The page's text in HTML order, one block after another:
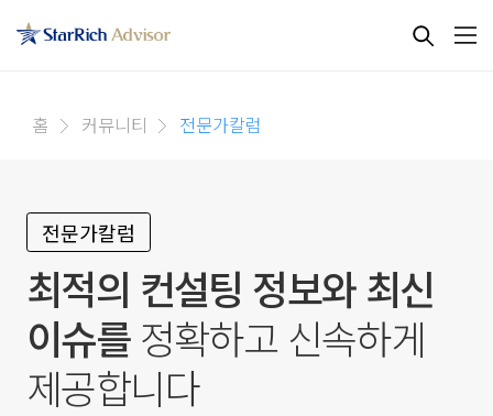
홈 커뮤니티 전문가칼럼
전문가칼럼
최적의 컨설팅 정보와 최신
이슈를정확하고 신속하게
제공합니다